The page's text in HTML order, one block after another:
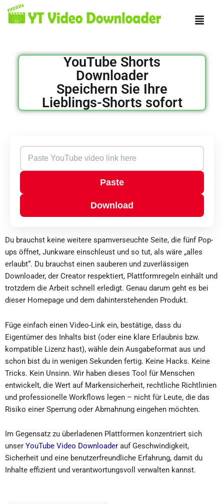
Skip
Menu
YouTube Shorts
Downloader
Speichern Sie Ihre
Lieblings-Shorts sofort
Paste
Download
Du brauchst keine weitere spamverseuchte Seite, die fünf Pop-
ups öffnet, Junkware einschleust und so tut, als wäre „alles
erlaubt“. Du brauchst einen sauberen und zuverlässigen
Downloader, der Creator respektiert, Plattformregeln einhält und
trotzdem die Arbeit schnell erledigt. Genau darum geht es bei
dieser Homepage und dem dahinterstehenden Produkt.
Füge einfach einen Video-Link ein, bestätige, dass du
Eigentümer des Inhalts bist (oder eine klare Erlaubnis bzw.
kompatible Lizenz hast), wähle dein Ausgabeformat aus und
schon bist du in wenigen Sekunden fertig. Keine Hacks. Keine
Tricks. Kein Unsinn. Wir haben dieses Tool für Menschen
entwickelt, die Wert auf Markensicherheit, rechtliche Richtlinien
und professionelle Workflows legen – nicht für Leute, die das
Risiko einer Sperrung oder Abmahnung eingehen möchten.
Im Gegensatz zu überladenen Plattformen konzentriert sich
unser YouTube Video Downloader auf Geschwindigkeit,
Sicherheit und eine benutzerfreundliche Erfahrung, damit du
Inhalte effizient und verantwortungsvoll verwalten kannst.